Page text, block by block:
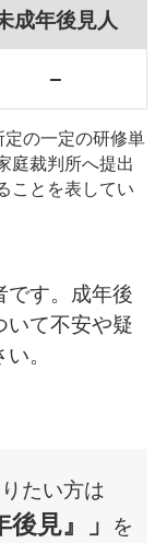
成年後見人
−
の一定の研修単
庭裁判所へ提出
ことを表してい
です。成年後
いて不安や疑
。
たい方は
見』」
を